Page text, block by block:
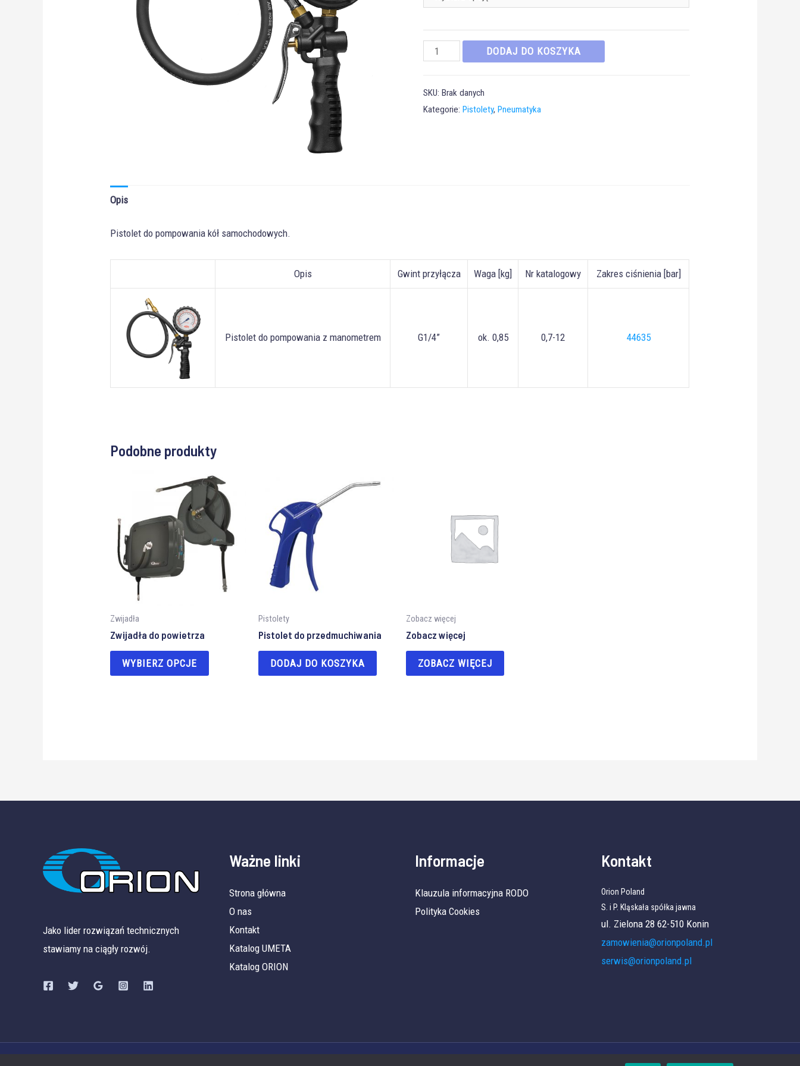
ilość
pompowania
DODAJ DO KOSZYKA
SKU: Brak danych
Kategorie: Pistolety, Pneumatyka
Opis
Pistolet do pompowania kół samochodowych.
Opis Gwint przyłącza Waga [kg] Nr katalogowy Zakres ciśnienia [bar]
Pistolet do pompowania z manometrem G1/4” ok. 0,85 0,7-12 44635
Podobne produkty
Zwijadła
Zwijadła do powietrza
WYBIERZ OPCJE
Pistolety
Pistolet do przedmuchiwania
DODAJ DO KOSZYKA
Zobacz więcej
Zobacz więcej
ZOBACZ WIĘCEJ
Jako lider rozwiązań technicznych
stawiamy na ciągły rozwój.
Ważne linki
Strona główna
O nas
Kontakt
Katalog UMETA
Katalog ORION
Informacje
Klauzula informacyjna RODO
Polityka Cookies
Kontakt
Orion Poland
S. i P. Kląskała spółka jawna
ul. Zielona 28 62-510 Konin
zamowienia@orionpoland.pl
serwis@orionpoland.pl